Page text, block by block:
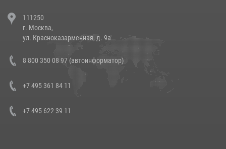
напавших на бригаду скорой помощи (видео)
14 июля 2026, 12:20
В Росгвардии прошла военно-научная конференция по обобщению
боевого опыта
111250
г. Москва,
ул. Красноказарменная, д. 9а
8 800 350 08 97 (автоинформатор)
+7 495 361 84 11
+7 495 622 39 11